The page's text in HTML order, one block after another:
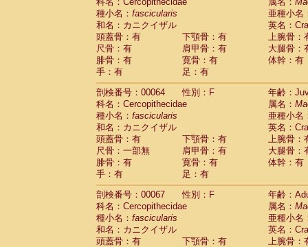
種小名： fascicularis
亜種小名
和名：カニクイザル
英名：
頭蓋骨：有
下顎骨：有
上腕骨：
尺骨：有
肩甲骨：有
大腿骨：
腓骨：有
寛骨：有
体幹：有
手：有
足：有
剖検番号：00064
性別：F
年齢：
科名：Cercopithecidae
属名：
種小名： fascicularis
亜種小名
和名：カニクイザル
英名：
頭蓋骨：有
下顎骨：有
上腕骨：
尺骨：一部無
肩甲骨：有
大腿骨：
腓骨：有
寛骨：有
体幹：有
手：有
足：有
剖検番号：00067
性別：F
年齢：
科名：Cercopithecidae
属名：
種小名： fascicularis
亜種小名
和名：カニクイザル
英名：
頭蓋骨：有
下顎骨：有
上腕骨：